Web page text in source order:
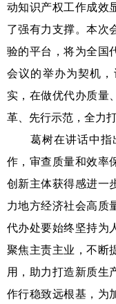
动知识产权工作成效
了强有力支撑。本次
验的平台，将为全国
会议的举办为契机
实，在做优代办质量
革、先行示范，全力
葛树在讲话中指
作，审查质量和效率
创新主体获得感进一
力地方经济社会高质
代办处要始终坚持为
聚焦主责主业，不断
用，助力打造新质生
作行稳致远根基，为